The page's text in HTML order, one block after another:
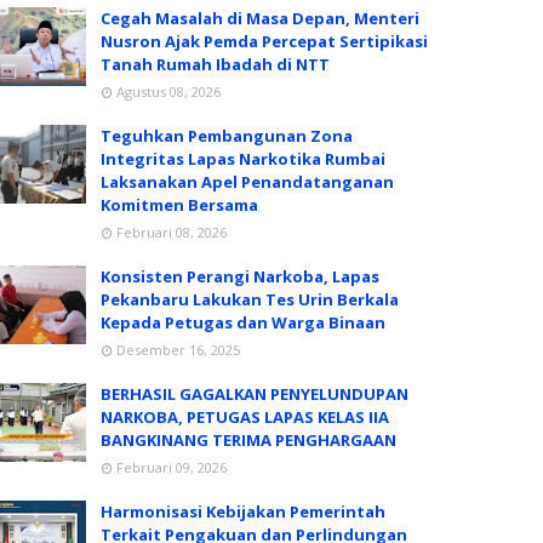
Cegah Masalah di Masa Depan, Menteri
Nusron Ajak Pemda Percepat Sertipikasi
Tanah Rumah Ibadah di NTT
Agustus 08, 2026
Teguhkan Pembangunan Zona
Integritas Lapas Narkotika Rumbai
Laksanakan Apel Penandatanganan
Komitmen Bersama
Februari 08, 2026
Konsisten Perangi Narkoba, Lapas
Pekanbaru Lakukan Tes Urin Berkala
Kepada Petugas dan Warga Binaan
Desember 16, 2025
BERHASIL GAGALKAN PENYELUNDUPAN
NARKOBA, PETUGAS LAPAS KELAS IIA
BANGKINANG TERIMA PENGHARGAAN
Februari 09, 2026
Harmonisasi Kebijakan Pemerintah
Terkait Pengakuan dan Perlindungan